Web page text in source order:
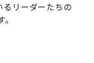
リーダーたちの